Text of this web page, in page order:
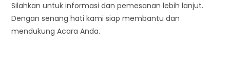
Silahkan untuk informasi dan pemesanan lebih lanjut.
Dengan senang hati kami siap membantu dan
mendukung Acara Anda.